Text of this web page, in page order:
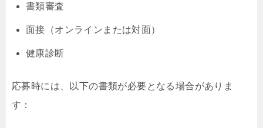
書類審査
面接（オンラインまたは対面）
健康診断
応募時には、以下の書類が必要となる場合がありま
す：